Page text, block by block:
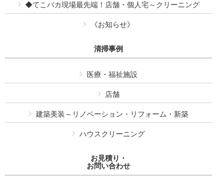
◆てこパカ現場最先端！店舗・個人宅～クリーニング
《お知らせ》
清掃事例
医療・福祉施設
店舗
建築美装～リノベーション・リフォーム・新築
ハウスクリーニング
お見積り・
お問い合わせ